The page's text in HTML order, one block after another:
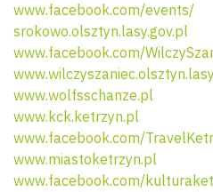
www.facebook.com/events/
srokowo.olsztyn.lasy.gov.pl
www.facebook.com/
www.wolfsschanze.pl
www.kck.ketrzyn.pl
www.facebook.com/
www.miastoketrzyn.pl
www.facebook.com/